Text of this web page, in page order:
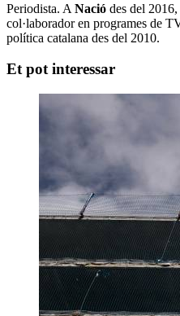
Periodista. A Nació des del
col·laborador en programes de
política catalana des del 2010.
Et pot interessar